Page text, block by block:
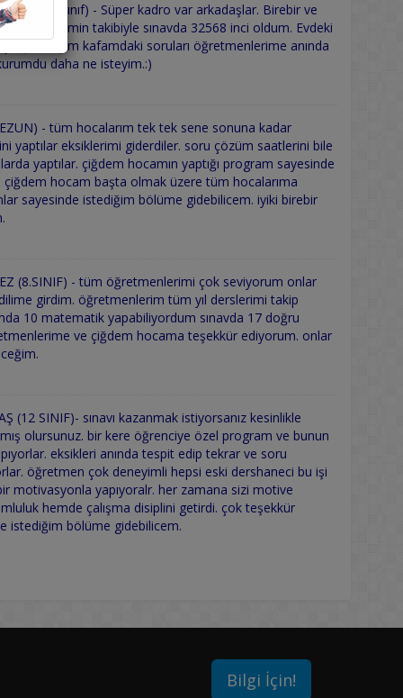
(12.Sınıf) - Süper kadro var arkadaşlar. Birebir ve
takibiyle sınavda 32568 inci oldum. Evdeki
kafamdaki soruları öğretmenlerime anında
daha ne isteyim.:)
- tüm hocalarım tek tek sene sonuna kadar
yaptılar eksiklerimi giderdiler. soru çözüm saatlerini bile
yaptılar. çiğdem hocamın yaptığı program sayesinde
çiğdem hocam başta olmak üzere tüm hocalarıma
sayesinde istediğim bölüme gidebilicem. iyiki birebir
(8.SINIF) - tüm öğretmenlerimi çok seviyorum onlar
girdim. öğretmenlerim tüm yıl derslerimi takip
10 matematik yapabiliyordum sınavda 17 doğru
ve çiğdem hocama teşekkür ediyorum. onlar
(12 SINIF)- sınavı kazanmak istiyorsanız kesinlikle
olursunuz. bir kere öğrenciye özel program ve bunun
eksikleri anında tespit edip tekrar ve soru
öğretmen çok deneyimli hepsi eski dershaneci bu işi
motivasyonla yapıyoralr. her zamana sizi motive
hemde çalışma disiplini getirdi. çok teşekkür
istediğim bölüme gidebilicem.
Bilgi İçin!